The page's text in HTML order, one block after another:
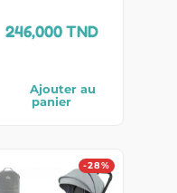
246,000TND
Ajouter au
panier
-28%